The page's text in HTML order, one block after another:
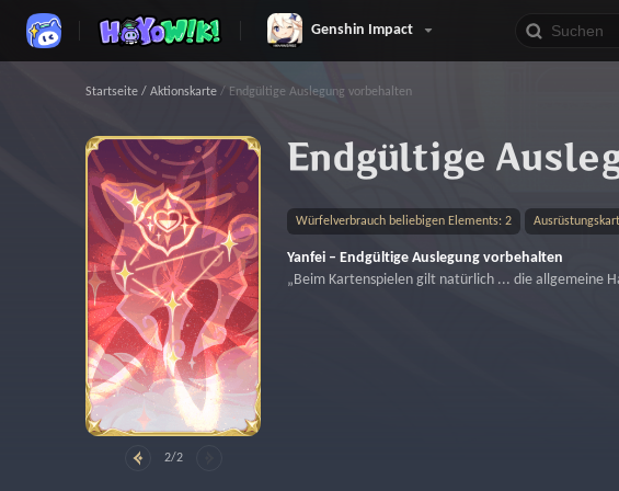
Genshin Impact
Startseite / Aktionskarte / Endgültige Auslegung vorbehalten
2/2
Endgültige
Würfelverbrauch beliebigen Elements: 2
Yanfei – Endgültige Auslegung vorbehalten
„Beim Kartenspielen gilt natürlich ... die allgemeine